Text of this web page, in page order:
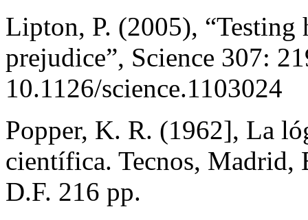
Lipton, P. (2005), “Testing
prejudice”, Science 307:
10.1126/science.1103024
Popper, K. R. (1962], La
científica. Tecnos, Madrid,
D.F. 216 pp.